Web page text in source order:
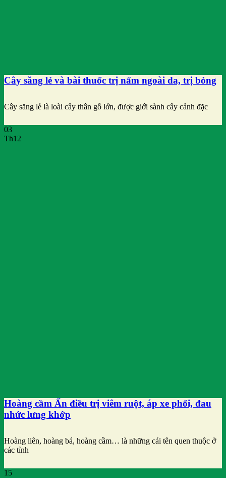
Cây săng lẻ và bài thuốc trị nấm ngoài da, trị bỏng
Cây săng lẻ là loài cây thân gỗ lớn, được giới sành cây cảnh đặc
03
Th12
Hoàng cầm Ấn điều trị viêm ruột, áp xe phổi, đau
nhức lưng khớp
Hoàng liên, hoàng bá, hoàng cầm… là những cái tên quen thuộc ở
các tỉnh
15